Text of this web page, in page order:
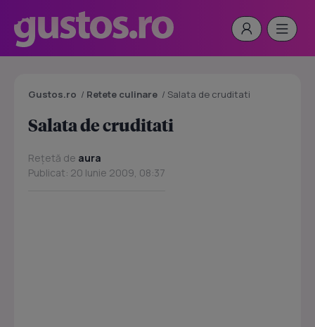
Gustos.ro / Retete culinare / Salata de cruditati
Salata de cruditati
Rețetă de aura
Publicat: 20 Iunie 2009, 08:37